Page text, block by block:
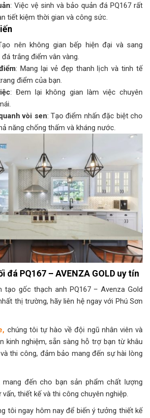
: Việc vệ sinh và bảo quản đá PQ167 rất
tiết kiệm thời gian và công sức.
nên không gian bếp hiện đại và sang
trắng điểm vân vàng.
: Mang lại vẻ đẹp thanh lịch và tinh tế
điểm của bạn.
: Đem lại không gian làm việc chuyên
vòi sen: Tạo điểm nhấn đặc biệt cho
năng chống thấm và kháng nước.
đá PQ167 – AVENZA GOLD uy tín
gốc thạch anh PQ167 – Avenza Gold
thị trường, hãy liên hệ ngay với Phú Sơn
chúng tôi tự hào về đội ngũ nhân viên và
kinh nghiệm, sẵn sàng hỗ trợ bạn từ khâu
thi công, đảm bảo mang đến sự hài lòng
đến cho bạn sản phẩm chất lượng
thiết kế và thi công chuyên nghiệp.
tôi ngay hôm nay để biến ý tưởng thiết kế